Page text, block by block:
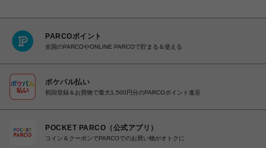
PARCOポイント
全国のPARCOやONLINE PARCOで貯まる＆使える
ポケパル払い
初回登録＆お買物で最大1,500円分のPARCOポイント進呈
POCKET PARCO（公式アプリ）
コイン＆クーポンでPARCOでのお買い物がオトクに